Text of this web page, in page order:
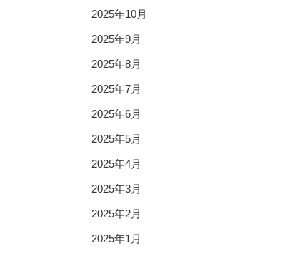
2025年10月
2025年9月
2025年8月
2025年7月
2025年6月
2025年5月
2025年4月
2025年3月
2025年2月
2025年1月